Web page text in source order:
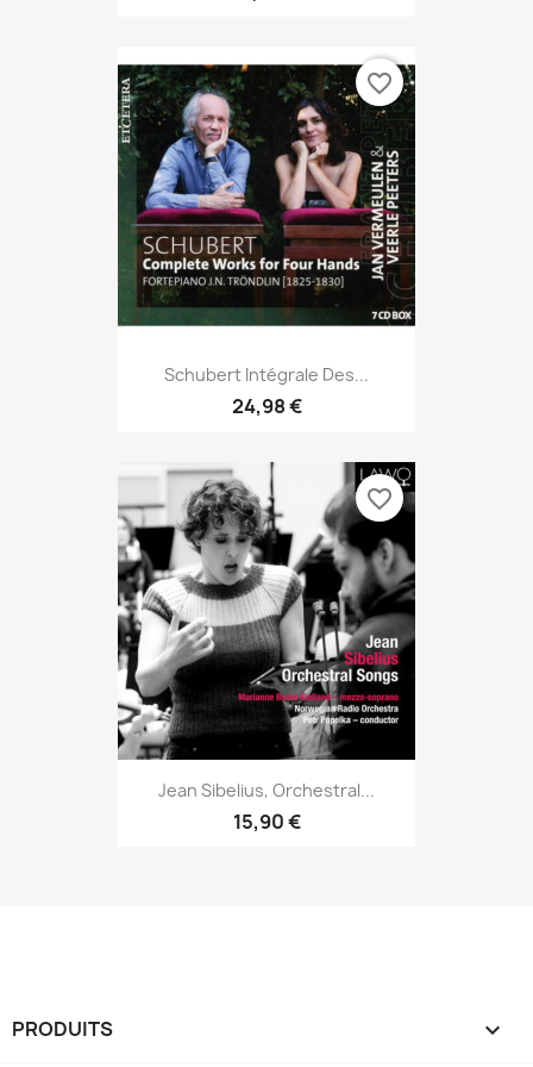
Schubert Intégrale Des...
24,98 €
favorite_border
Jean Sibelius, Orchestral...
15,90 €
favorite_border
PRODUITS 